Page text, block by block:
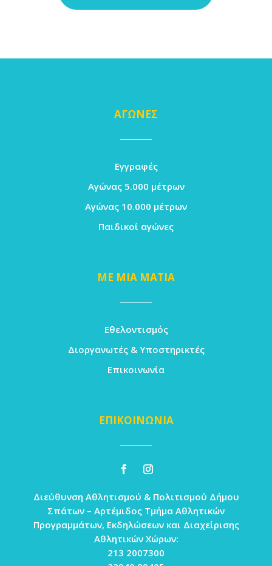
ΑΓΩΝΕΣ
Εγγραφές
Αγώνας 5.000 μέτρων
Αγώνας 10.000 μέτρων
Παιδικοί αγώνες
ΜΕ ΜΙΑ ΜΑΤΙΑ
Εθελοντισμός
Διοργανωτές & Υποστηρικτές
Επικοινωνία
ΕΠΙΚΟΙΝΩΝΙΑ
Διεύθυνση Αθλητισμού & Πολιτισμού Δήμου
Σπάτων – Αρτέμιδος Τμήμα Αθλητικών
Προγραμμάτων, Εκδηλώσεων και Διαχείρισης
Αθλητικών Χώρων:
213 2007300